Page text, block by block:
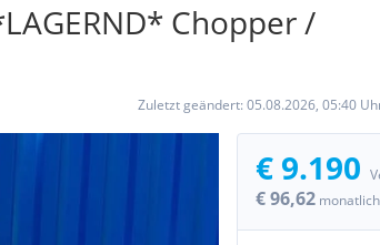
Chopper /
Zuletzt geändert: 05.08.2026, 05:40
€ 9.190
€ 96,62